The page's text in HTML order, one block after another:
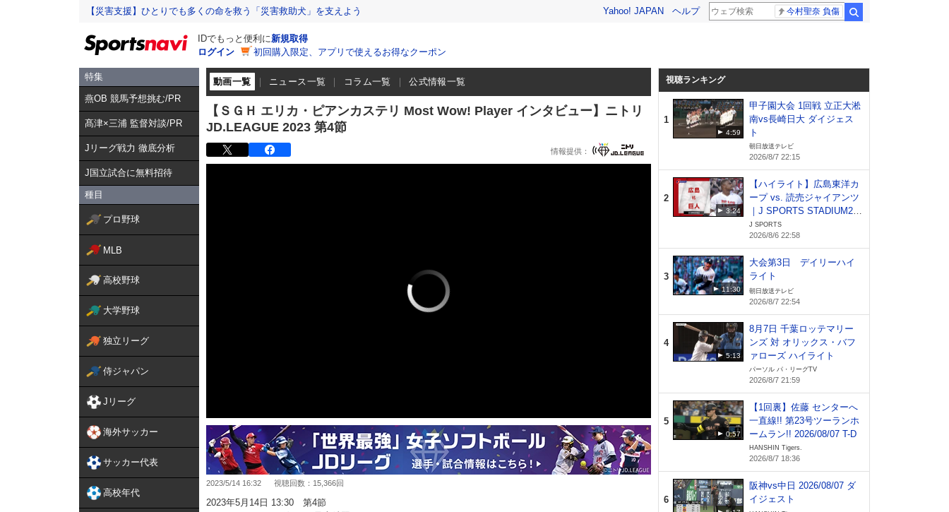
【災害支援】ひとりでも多くの命を救う「災害救助犬」を支えよう Yahoo! JAPAN ヘルプ 今村聖奈 負傷
IDでもっと便利に新規取得
ログイン
初回購入限定、アプリで使えるお得なクーポン
特集
燕OB 競馬予想挑む/PR
髙津×三浦 監督対談/PR
Jリーグ戦力 徹底分析
J国立試合に無料招待
種目
プロ野球
MLB
高校野球
大学野球
独立リーグ
侍ジャパン
Jリーグ
海外サッカー
サッカー代表
高校年代
動画一覧 ニュース一覧 コラム一覧 公式情報一覧
【ＳＧＨ エリカ・ピアンカステリ Most Wow! Player インタビュー】ニトリ
JD.LEAGUE 2023 第4節
2023/5/14 16:32 視聴回数：15,366回
2023年5月14日 13:30 第4節
視聴ランキング
1
4:59
甲子園大会 1回戦 立正大淞
南vs長崎日大 ダイジェス
ト
朝日放送テレビ
2026/8/7 22:15
2
3:24
【ハイライト】広島東洋カ
ープ vs. 読売ジャイアンツ
｜J SPORTS STADIUM20
26（8月6日）
J SPORTS
2026/8/6 22:58
3
11:30
大会第3日 デイリーハイ
ライト
朝日放送テレビ
2026/8/7 22:54
4
5:13
8月7日 千葉ロッテマリー
ンズ 対 オリックス・バフ
ァローズ ハイライト
パーソル パ・リーグTV
2026/8/7 21:59
5
0:57
【1回裏】佐藤 センターへ
一直線!! 第23号ツーランホ
ームラン!! 2026/08/07 T-D
HANSHIN Tigers.
2026/8/7 18:36
6
阪神vs中日 2026/08/07 ダ
イジェスト